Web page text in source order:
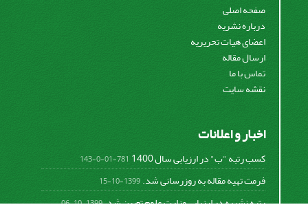
صفحه اصلی
درباره نشریه
اعضای هیات تحریریه
ارسال مقاله
تماس با ما
نقشه سایت
اخبار و اعلانات
کسب رتبه "ب" در ارزیابی سال 1400 781-01-0-143
فرمت تهیه مقاله به روزرسانی شد.1399-10-15
رتبه نشریه در ارزیابی وزارت علوم تعیین شد.1399-10-06